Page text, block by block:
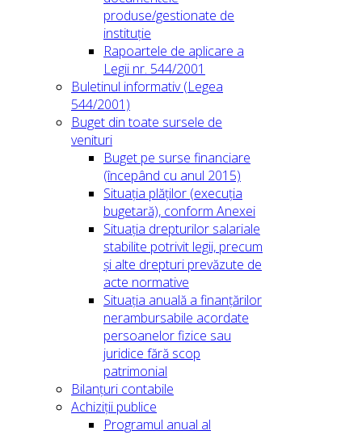
produse/gestionate de
instituție
Rapoartele de aplicare a
Legii nr. 544/2001
Buletinul informativ (Legea
544/2001)
Buget din toate sursele de
venituri
Buget pe surse financiare
(începând cu anul 2015)
Situația plăților (execuția
bugetară), conform Anexei
Situația drepturilor salariale
stabilite potrivit legii, precum
și alte drepturi prevăzute de
acte normative
Situația anuală a finanțărilor
nerambursabile acordate
persoanelor fizice sau
juridice fără scop
patrimonial
Bilanțuri contabile
Achiziții publice
Programul anual al